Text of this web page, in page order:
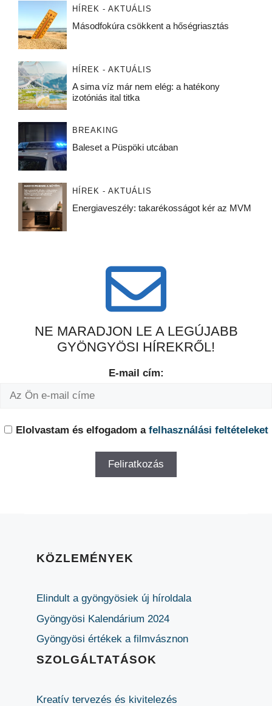
HÍREK - AKTUÁLIS
Másodfokúra csökkent a hőségriasztás
HÍREK - AKTUÁLIS
A sima víz már nem elég: a hatékony
izotóniás ital titka
BREAKING
Baleset a Püspöki utcában
HÍREK - AKTUÁLIS
Energiaveszély: takarékosságot kér az MVM
NE MARADJON LE A LEGÚJABB
GYÖNGYÖSI HÍREKRŐL!
E-mail cím:
Elolvastam és elfogadom a felhasználási feltételeket
KÖZLEMÉNYEK
Elindult a gyöngyösiek új híroldala
Gyöngyösi Kalendárium 2024
Gyöngyösi értékek a filmvásznon
SZOLGÁLTATÁSOK
Kreatív tervezés és kivitelezés